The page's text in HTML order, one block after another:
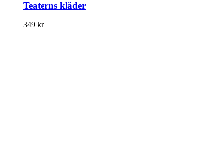
Teaterns kläder
349 kr